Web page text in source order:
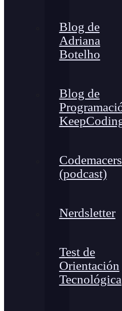
Blog de
Adriana
Botelho
Blog de
Codemacers
(podcast)
Nerdsletter
Test de
Orientación
Tecnológica